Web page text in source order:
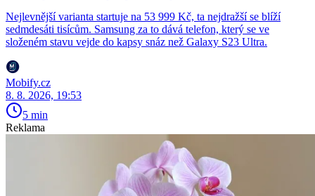
Nejlevnější varianta startuje na 53 999 Kč, ta nejdražší se blíží
sedmdesáti tisícům. Samsung za to dává telefon, který se ve
složeném stavu vejde do kapsy snáz než Galaxy S23 Ultra.
Mobify.cz
8. 8. 2026, 19:53
5 min
Reklama